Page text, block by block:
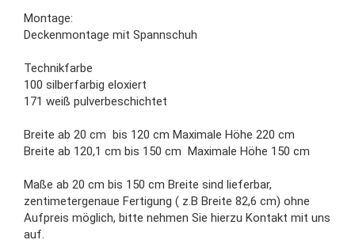
Montage:
Deckenmontage mit Spannschuh
Technikfarbe
100 silberfarbig eloxiert
171 weiß pulverbeschichtet
Breite ab 20 cm bis 120 cm Maximale Höhe 220 cm
Breite ab 120,1 cm bis 150 cm Maximale Höhe 150 cm
Maße ab 20 cm bis 150 cm Breite sind lieferbar,
zentimetergenaue Fertigung ( z.B Breite 82,6 cm) ohne
Aufpreis möglich, bitte nehmen Sie hierzu Kontakt mit uns
auf.